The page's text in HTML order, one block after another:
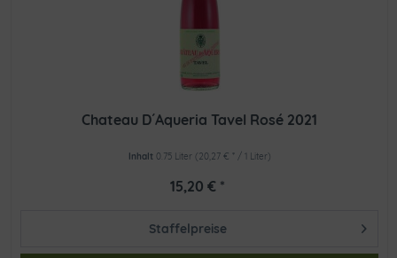
Chateau D´Aqueria Tavel Rosé 2021
Inhalt 0.75 Liter (20,27 € * / 1 Liter)
15,20 € *
Staffelpreise